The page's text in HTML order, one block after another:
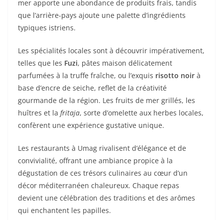
mer apporte une abondance de produits frais, tandis
que l’arrière-pays ajoute une palette d’ingrédients
typiques istriens.
Les spécialités locales sont à découvrir impérativement,
telles que les Fuzi, pâtes maison délicatement
parfumées à la truffe fraîche, ou l’exquis risotto noir à
base d’encre de seiche, reflet de la créativité
gourmande de la région. Les fruits de mer grillés, les
huîtres et la fritaja, sorte d’omelette aux herbes locales,
confèrent une expérience gustative unique.
Les restaurants à Umag rivalisent d’élégance et de
convivialité, offrant une ambiance propice à la
dégustation de ces trésors culinaires au cœur d’un
décor méditerranéen chaleureux. Chaque repas
devient une célébration des traditions et des arômes
qui enchantent les papilles.